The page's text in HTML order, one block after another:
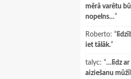
mērā varētu
nopelns…”
Roberto: “
iet tālāk.”
talyc: “…līdz ar
aiziešanu